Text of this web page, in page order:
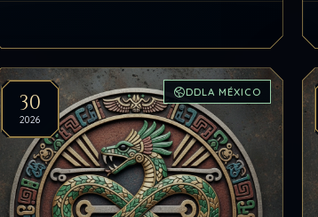
30
2026
DDLA MÉXICO